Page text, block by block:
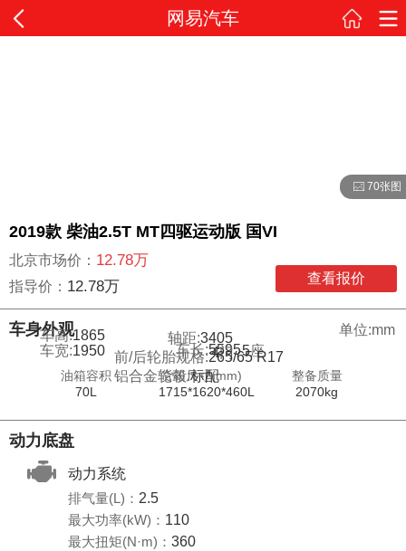
网易汽车
70张图
2019款 柴油2.5T MT四驱运动版 国VI
北京市场价： 12.78万
指导价： 12.78万 查看报价
车身外观
单位:mm
车长:5595
车宽:1950 5座
4门
车高:1865 轴距:3405
前/后轮胎规格:265/65 R17
铝合金轮毂:标配
油箱容积
70L
货箱尺寸(mm)
1715*1620*460L
整备质量
2070kg
动力底盘
动力系统
排气量(L)： 2.5
最大功率(kW)： 110
最大扭矩(N·m)： 360